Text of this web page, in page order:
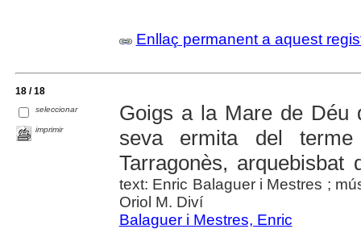
Enllaç permanent a aquest
18 / 18
seleccionar
imprimir
Goigs a la Mare de Déu
seva ermita del
Tarragonès, arquebisbat
text: Enric Balaguer i Mestres ;
Oriol M. Diví
Balaguer i Mestres, Enric